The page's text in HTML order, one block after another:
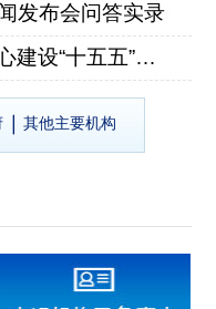
发布会问答实录
《上海市加快国际航运中心建设“十五五”规划》有关情...
发布会问答实录
布会问答实录
其他主要机构